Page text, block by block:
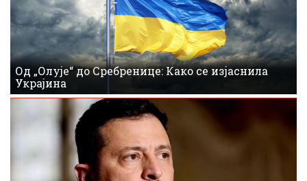
Од „Олује“ до Сребренице: Како се изјаснила
Украјина